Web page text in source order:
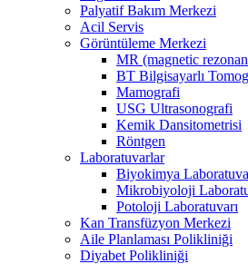
Palyatif Bakım Merkezi
Acil Servis
Görüntüleme Merkezi
MR (magnetic
BT Bilgisayarlı
Mamografi
USG Ultrasonografi
Kemik Dansitometrisi
Röntgen
Laboratuvarlar
Biyokimya
Mikrobiyoloji
Potoloji Laboratuvarı
Kan Transfüzyon Merkezi
Aile Planlaması Polikliniği
Diyabet Polikliniği